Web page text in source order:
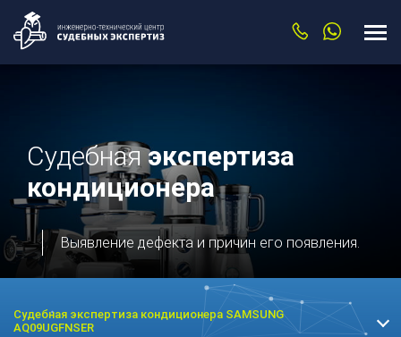
Судебнаяэкспертиза
кондиционера
Выявление дефекта и причин его появления.
Судебная экспертиза кондиционера SAMSUNG
AQ09UGFNSER